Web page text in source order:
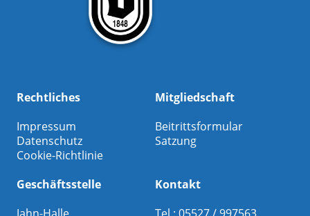
Rechtliches
Impressum
Datenschutz
Cookie-Richtlinie
Mitgliedschaft
Beitrittsformular
Satzung
Geschäftsstelle
Kontakt